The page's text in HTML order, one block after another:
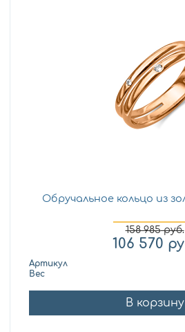
Обручальное кольцо из
158 985руб.
106 570
Артикул
Вес
В корзину